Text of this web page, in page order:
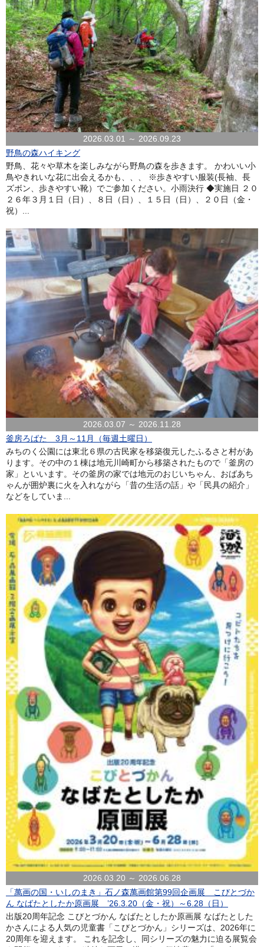
2026.03.01 ～ 2026.09.23
野鳥の森ハイキング
野鳥、花々や草木を楽しみながら野鳥の森を歩きます。 かわいい小
鳥やきれいな花に出会えるかも、、、 ※歩きやすい服装(長袖、長
ズボン、歩きやすい靴）でご参加ください。小雨決行 ◆実施日 ２０
２６年３月１日（日）、８日（日）、１５日（日）、２０日（金・
祝）...
2026.03.07 ～ 2026.11.28
釜房ろばた 3月～11月（毎週土曜日）
みちのく公園には東北６県の古民家を移築復元したふるさと村があ
ります。その中の１棟は地元川崎町から移築されたもので「釜房の
家」といいます。その釜房の家では地元のおじいちゃん、おばあち
ゃんが囲炉裏に火を入れながら「昔の生活の話」や「民具の紹介」
などをしていま...
2026.03.20 ～ 2026.06.28
「萬画の国・いしのまき」石ノ森萬画館第99回企画展 こびとづか
ん なばたとしたか原画展 ’26.3.20（金・祝）～6.28（日）
出版20周年記念 こびとづかん なばたとしたか原画展 なばたとした
かさんによる人気の児童書「こびとづかん」シリーズは、2026年に
20周年を迎えます。 これを記念し、同シリーズの魅力に迫る展覧会